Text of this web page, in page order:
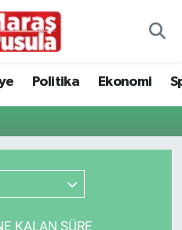
Politika Ekonomi
KALAN SÜRE
Haritası
ve Fikstür